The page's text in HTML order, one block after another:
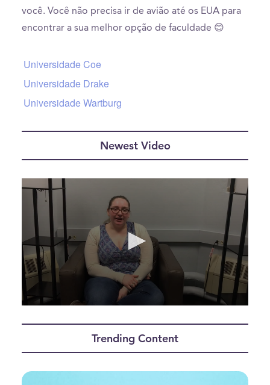
você. Você não precisa ir de avião até os EUA para
encontrar a sua melhor opção de faculdade 😊
Universidade Coe
Universidade Drake
Universidade Wartburg
Newest Video
Trending Content